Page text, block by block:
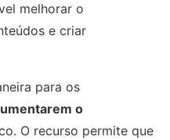
melhorar o
e criar
para os
o
O recurso permite que